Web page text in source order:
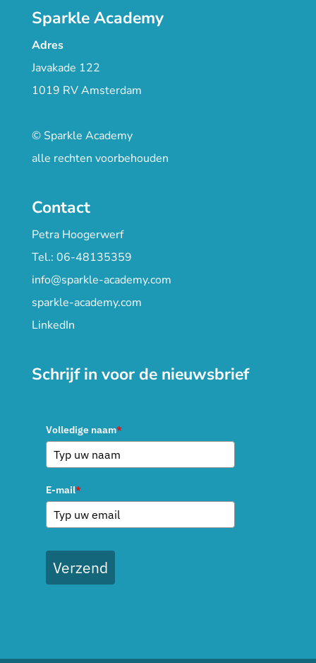
Sparkle Academy
Adres
Javakade 122
1019 RV Amsterdam
© Sparkle Academy
alle rechten voorbehouden
Contact
Petra Hoogerwerf
Tel.: 06-48135359
info@sparkle-academy.com
sparkle-academy.com
LinkedIn
Schrijf in voor de nieuwsbrief
Volledige naam*
E-mail*
Verzend